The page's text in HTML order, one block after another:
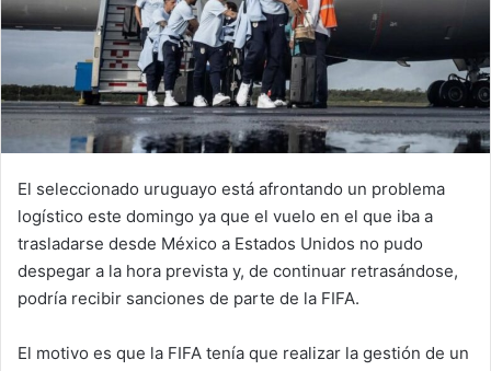
El seleccionado uruguayo está afrontando un problema
logístico este domingo ya que el vuelo en el que iba a
trasladarse desde México a Estados Unidos no pudo
despegar a la hora prevista y, de continuar retrasándose,
podría recibir sanciones de parte de la FIFA.
El motivo es que la FIFA tenía que realizar la gestión de un